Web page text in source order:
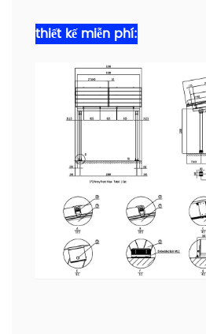
thiết kế miễn phí: